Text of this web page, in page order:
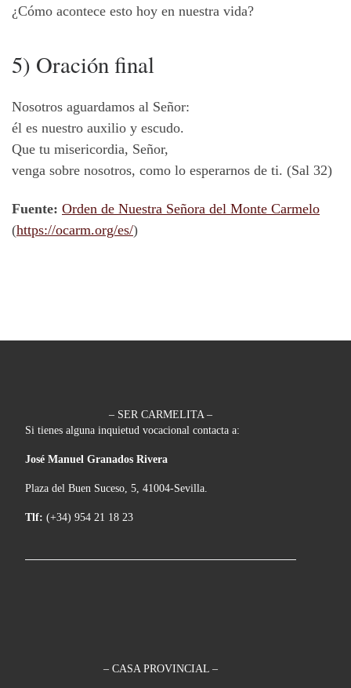
¿Cómo acontece esto hoy en nuestra vida?
5) Oración final
Nosotros aguardamos al Señor:
él es nuestro auxilio y escudo.
Que tu misericordia, Señor,
venga sobre nosotros, como lo esperarnos de ti. (Sal 32)
Fuente: Orden de Nuestra Señora del Monte Carmelo
(https://ocarm.org/es/)
– SER CARMELITA –
Si tienes alguna inquietud vocacional contacta a:
José Manuel Granados Rivera
Plaza del Buen Suceso, 5, 41004-Sevilla.
Tlf: (+34) 954 21 18 23
– CASA PROVINCIAL –